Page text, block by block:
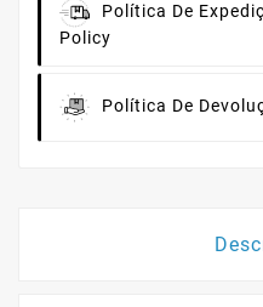
Política De
Policy
Política De